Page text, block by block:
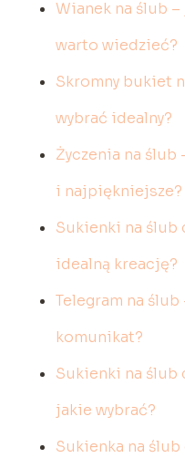
Wianek na ślub
warto wiedzieć?
Skromny bukiet
wybrać idealny?
Życzenia na ślub
i najpiękniejsze?
Sukienki na ślub
idealną kreację?
Telegram na
komunikat?
Sukienki na ślub
jakie wybrać?
Sukienka na ślub